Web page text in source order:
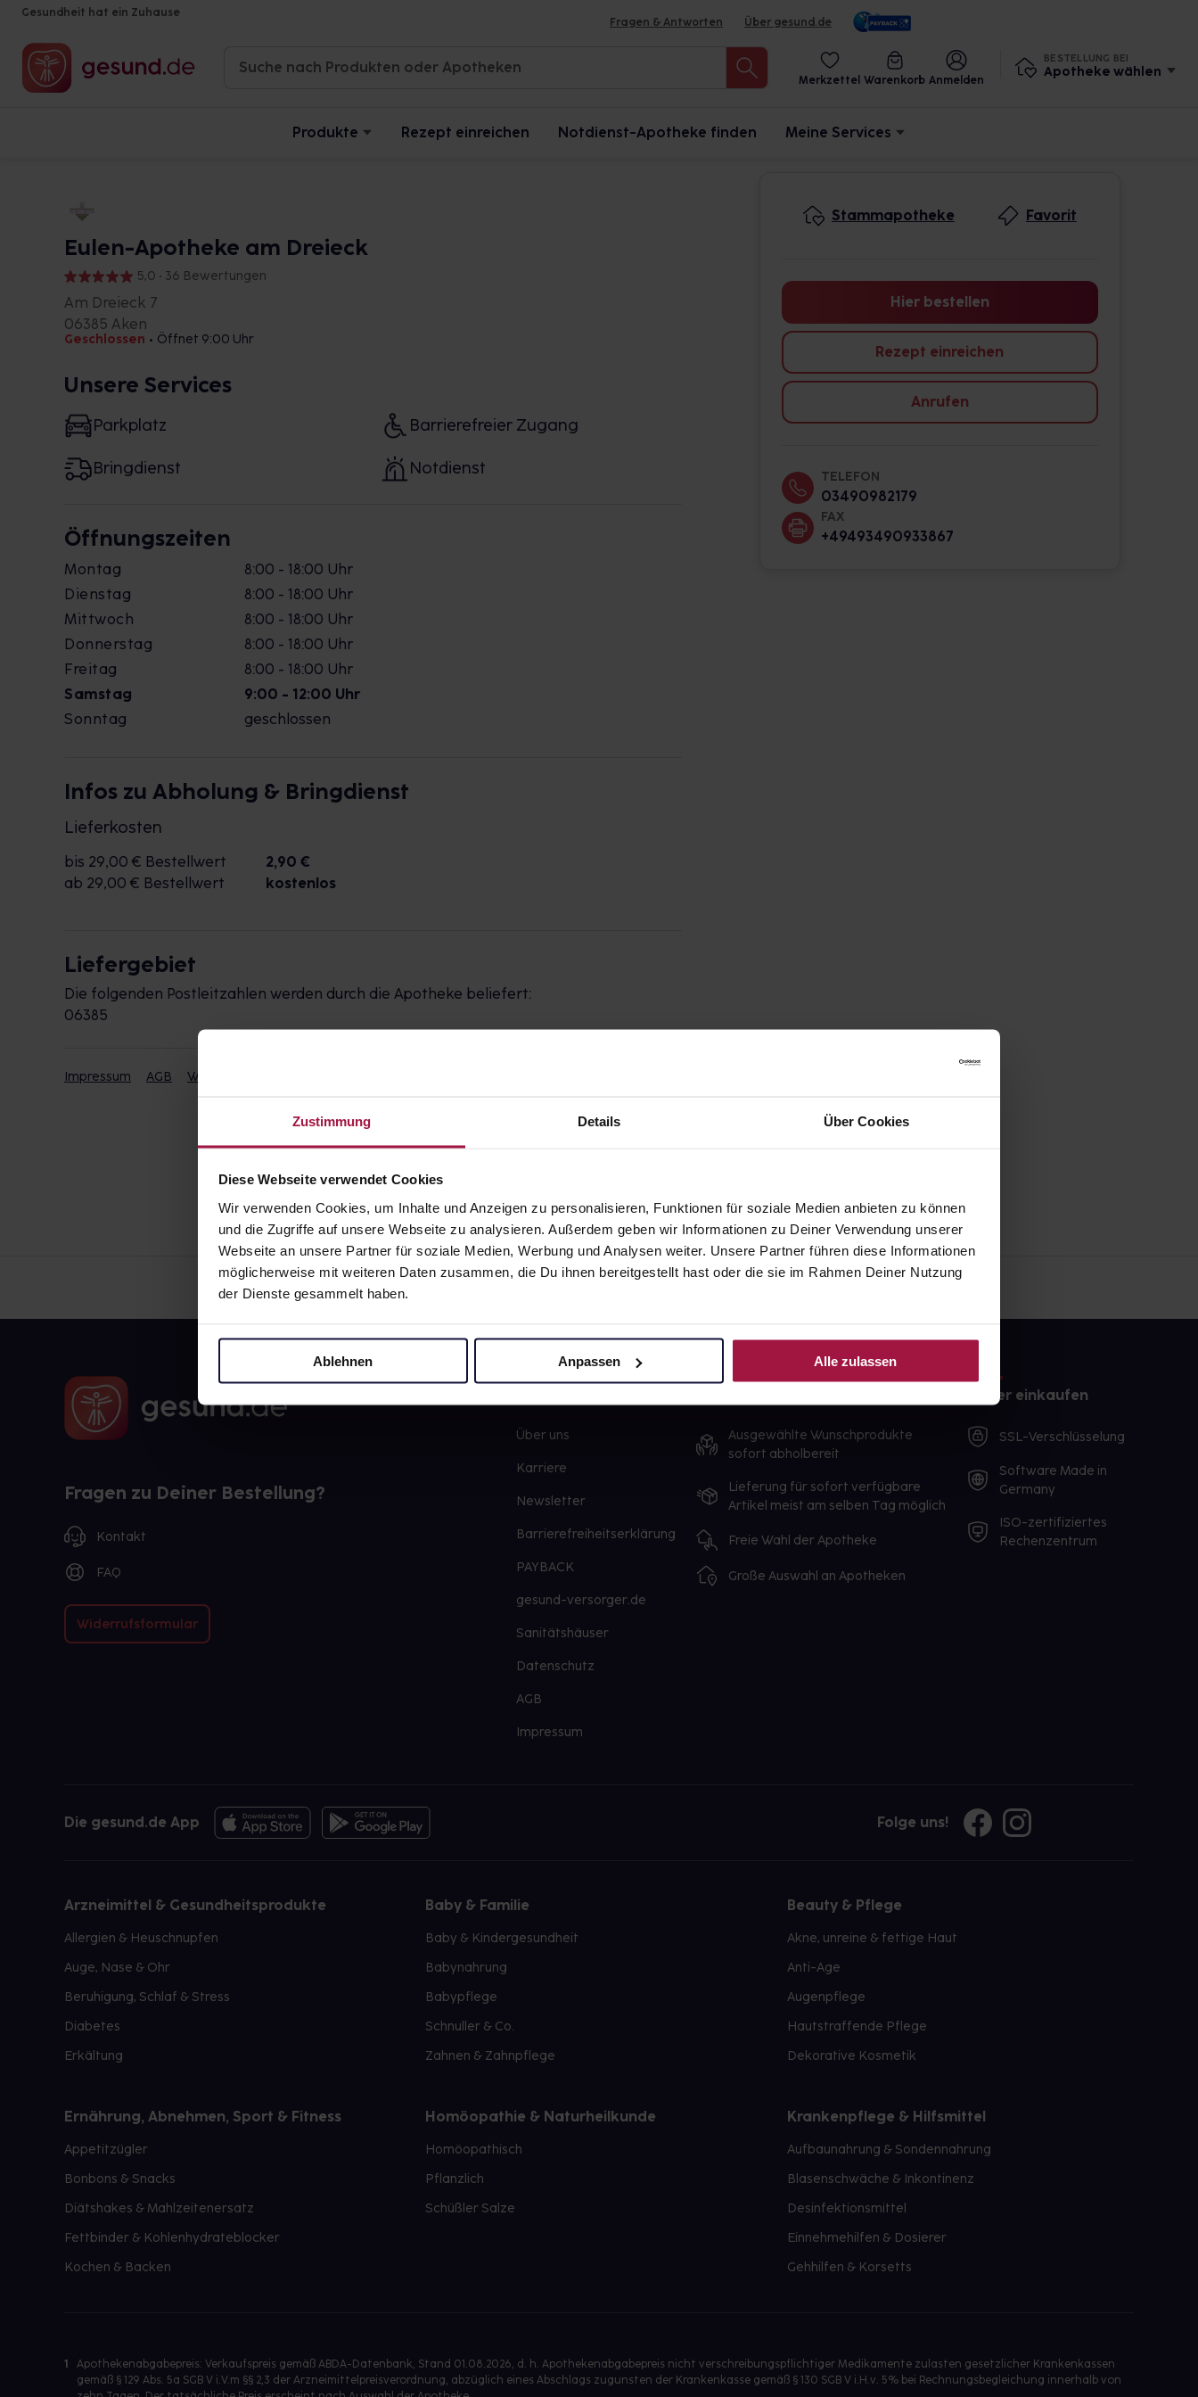
Zustimmung Details Über Cookies
Diese Webseite verwendet Cookies
Wir verwenden Cookies, um Inhalte und Anzeigen zu personalisieren, Funktionen für soziale Medien anbieten zu können
und die Zugriffe auf unsere Webseite zu analysieren. Außerdem geben wir Informationen zu Deiner Verwendung unserer
Webseite an unsere Partner für soziale Medien, Werbung und Analysen weiter. Unsere Partner führen diese Informationen
möglicherweise mit weiteren Daten zusammen, die Du ihnen bereitgestellt hast oder die sie im Rahmen Deiner Nutzung
der Dienste gesammelt haben.
Ablehnen Anpassen Alle zulassen
Gesundheit hat ein Zuhause
Fragen & Antworten Über gesund.de
Merkzettel Warenkorb Anmelden
BESTELLUNG BEI
Apotheke wählen
Produkte Rezept einreichen Notdienst-Apotheke finden Meine Services
Eulen-Apotheke am Dreieck
5,0 • 36 Bewertungen
Am Dreieck 7
06385 Aken
Geschlossen • Öffnet 9:00 Uhr
Unsere Services
Parkplatz Barrierefreier Zugang
Bringdienst Notdienst
Öffnungszeiten
Montag
8:00 - 18:00 Uhr
Dienstag
8:00 - 18:00 Uhr
Mittwoch
8:00 - 18:00 Uhr
Donnerstag
8:00 - 18:00 Uhr
Freitag
8:00 - 18:00 Uhr
Samstag
9:00 - 12:00 Uhr
Sonntag
geschlossen
Infos zu Abholung & Bringdienst
Lieferkosten
bis 29,00 € Bestellwert
2,90 €
ab 29,00 € Bestellwert
kostenlos
Liefergebiet
Die folgenden Postleitzahlen werden durch die Apotheke beliefert:
06385
Impressum AGB Widerrufsbelehrung
Stammapotheke Favorit
Hier bestellen
Rezept einreichen
Anrufen
TELEFON
03490982179
FAX
+49493490933867
Fragen zu Deiner Bestellung?
Kontakt
FAQ
Widerrufsformular
Über uns
Karriere
Newsletter
Barrierefreiheitserklärung
PAYBACK
gesund-versorger.de
Sanitätshäuser
Datenschutz
AGB
Impressum
Ausgewählte Wunschprodukte
sofort abholbereit
Lieferung für sofort verfügbare
Artikel meist am selben Tag möglich
Freie Wahl der Apotheke
Große Auswahl an Apotheken
Sicher einkaufen
SSL-Verschlüsselung
Software Made in
Germany
ISO-zertifiziertes
Rechenzentrum
Die gesund.de App Folge uns!
Arzneimittel & Gesundheitsprodukte
Allergien & Heuschnupfen
Auge, Nase & Ohr
Beruhigung, Schlaf & Stress
Diabetes
Erkältung
Baby & Familie
Baby & Kindergesundheit
Babynahrung
Babypflege
Schnuller & Co.
Zahnen & Zahnpflege
Beauty & Pflege
Akne, unreine & fettige Haut
Anti-Age
Augenpflege
Hautstraffende Pflege
Dekorative Kosmetik
Ernährung, Abnehmen, Sport & Fitness
Appetitzügler
Bonbons & Snacks
Diätshakes & Mahlzeitenersatz
Fettbinder & Kohlenhydrateblocker
Kochen & Backen
Homöopathie & Naturheilkunde
Homöopathisch
Pflanzlich
Schüßler Salze
Krankenpflege & Hilfsmittel
Aufbaunahrung & Sondennahrung
Blasenschwäche & Inkontinenz
Desinfektionsmittel
Einnehmehilfen & Dosierer
Gehhilfen & Korsetts
1
Apothekenabgabepreis: Verkaufspreis gemäß ABDA-Datenbank, Stand 01.08.2026, d. h. Apothekenabgabepreis nicht verschreibungspflichtiger Medikamente zulasten gesetzlicher Krankenkassen
gemäß § 129 Abs. 5a SGB V i.V.m §§ 2,3 der Arzneimittelpreisverordnung, abzüglich eines Abschlags zugunsten der Krankenkasse gemäß § 130 SGB V i.H.v. 5% bei Rechnungsbegleichung innerhalb von